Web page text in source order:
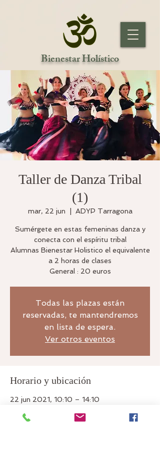
Bienestar Holístico
Taller de Danza Tribal
(1)
mar, 22 jun ADYP Tarragona
Sumérgete en estas femeninas danza y
conecta con el espíritu tribal
Alumnas Bienestar Holistico el equivalente
a 2 horas de clases
General : 20 euros
Todas las plazas están
reservadas, te mantendremos
en lista de espera.
Ver otros eventos
Horario y ubicación
22 jun 2021, 10:10 – 14:10
43001 - Tarragona